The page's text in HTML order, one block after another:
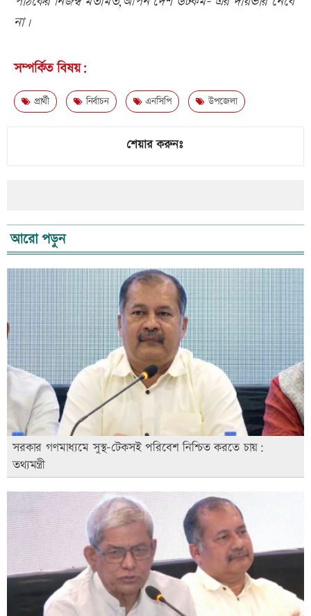
না।
সম্পর্কিত বিষয়:
প্রার্থী নির্বাচন এনসিপি উপজেলা
শেয়ার করুনঃ
আরো পড়ুন
সরকার গণমাধ্যমে সুস্থ-টেকসই পরিবেশ নিশ্চিত করতে চায়:
তথ্যমন্ত্রী